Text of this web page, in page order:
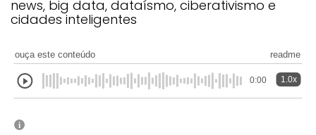
news, big data, dataísmo, ciberativismo e
cidades inteligentes
ouça este conteúdo readme
0:00 1.0x
i